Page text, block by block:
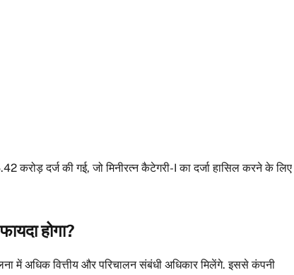
करोड़ दर्ज की गई, जो मिनीरत्न कैटेगरी-I का दर्जा हासिल करने के लिए
होगा?
में अधिक वित्तीय और परिचालन संबंधी अधिकार मिलेंगे. इससे कंपनी